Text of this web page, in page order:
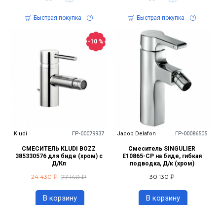
Быстрая покупка Быстрая покупка
-10 %
Kludi ГР-00079937
СМЕСИТЕЛЬ KLUDI BOZZ
385330576 для биде (хром) с
Д/Кл
24 430 ₽ 27 140 ₽
В корзину
Jacob Delafon ГР-00086505
Смеситель SINGULIER
E10865-CP на биде, гибкая
подводка, Д/к (хром)
30 130 ₽
В корзину